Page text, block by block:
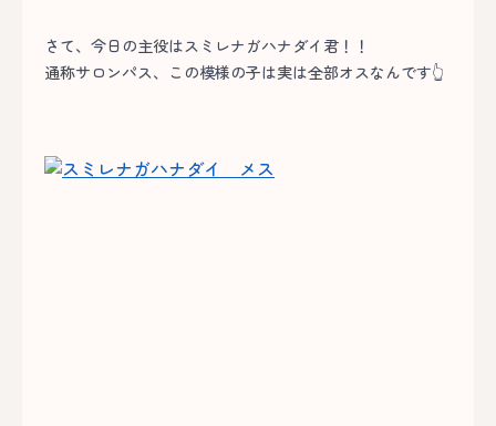
さて、今日の主役はスミレナガハナダイ君！！
通称サロンパス、この模様の子は実は全部オスなんです👆